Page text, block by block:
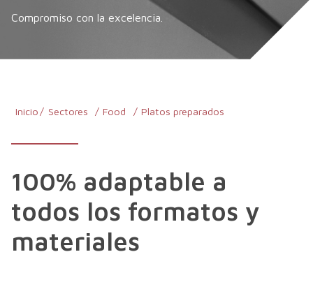
Compromiso con la excelencia.
Inicio Sectores Food Platos preparados
100% adaptable a
todos los formatos y
materiales